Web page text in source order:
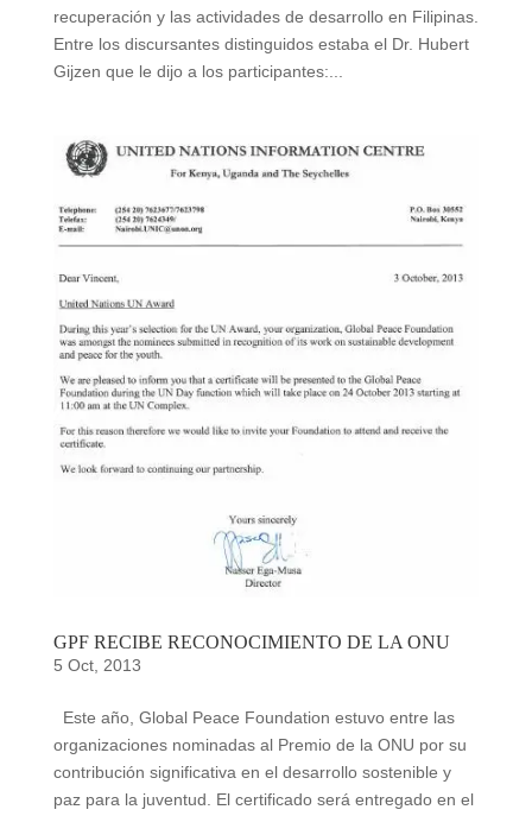
recuperación y las actividades de desarrollo en Filipinas.
Entre los discursantes distinguidos estaba el Dr. Hubert
Gijzen que le dijo a los participantes:...
GPF RECIBE RECONOCIMIENTO DE LA ONU
5 Oct, 2013
Este año, Global Peace Foundation estuvo entre las
organizaciones nominadas al Premio de la ONU por su
contribución significativa en el desarrollo sostenible y
paz para la juventud. El certificado será entregado en el